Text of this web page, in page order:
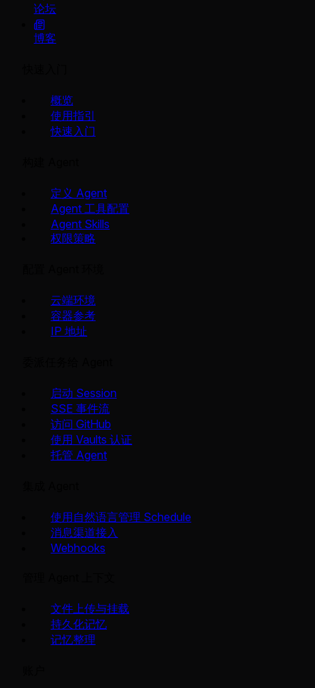
论坛
博客
概览
使用指引
快速入门
定义 Agent
Agent 工具配置
Agent Skills
权限策略
云端环境
容器参考
IP 地址
启动 Session
SSE 事件流
访问 GitHub
使用 Vaults 认证
托管 Agent
使用自然语言管理 Schedule
消息渠道接入
Webhooks
文件上传与挂载
持久化记忆
记忆整理